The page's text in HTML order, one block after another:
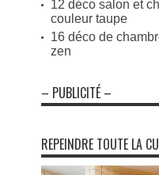
12 déco salon et
couleur taupe
16 déco de
zen
– PUBLICITÉ –
REPEINDRE TOUTE LA